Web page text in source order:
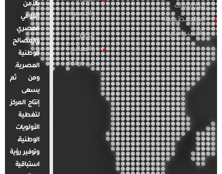
الدراسات
الفلسطينية
والإسرائيلية
والأسرة
مصر
والعالم
في أرقام
بالأمن
القومي
المصري
والمصالح
الوطنية
المصرية.
ومن ثم
يسعى
إنتاج المركز
لتغطية
الأولويات
الوطنية،
وتوفير رؤية
استباقية